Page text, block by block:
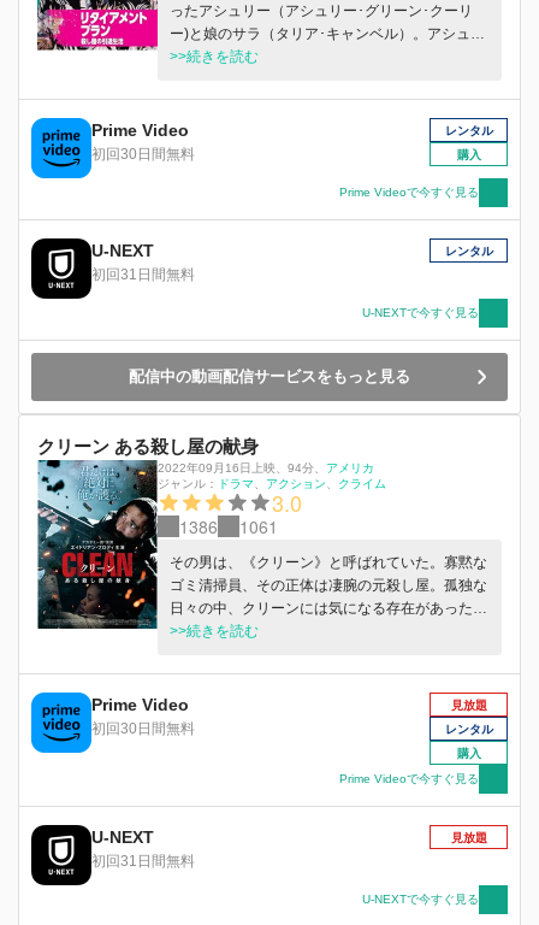
ったアシュリー（アシュリー･グリーン･クーリ
ー)と娘のサラ（タリア･キャンベル）。アシュリ
ーは他に頼れるあてもなく、疎遠になっていた父
ットはケイマン諸島のビーチで隠居生活を送って
いた。そこへギャングの親玉のドニー（ジャッキ
ー･アール･ヘイリー）が手下のボボ（ロン･パー
ルマン）を送り込む。やがてアシュリーは父の隠
された事実を知ることになる。そしてマットの隠
居生活は思わぬ展開を見せる。
>>続きを読む
Prime Video
初回30日間無料
レンタル
購入
Prime Videoで今すぐ見る
U-NEXT
初回31日間無料
レンタル
U-NEXTで今すぐ見る
配信中の動画配信サービスをもっと見る
クリーン ある殺し屋の献身
2022年09月16日上映 94分
アメリカ
ジャンル：
ドラマ アクション クライム
3.0
1386 1061
その男は、《クリーン》と呼ばれていた。寡黙な
ゴミ清掃員、その正体は凄腕の元殺し屋。孤独な
日々の中、クリーンには気になる存在があった。
隣人の、ディアンダという少女だ。彼女とのふれ
る。ある時、麻薬ギャングたちがディアンダに目
をつけ、手を出してきた。ディアンダを救い出す
ため、クリーンはチンピラたちを半殺しにしてし
まう。だがその中に、ギャングのボスであるマイ
ケルの息子がいた。復讐のため、マイケルは組織
を総動員してクリーンを追う。クリーンはディア
>>続きを読む
Prime Video
初回30日間無料
見放題
レンタル
購入
Prime Videoで今すぐ見る
U-NEXT
初回31日間無料
見放題
U-NEXTで今すぐ見る